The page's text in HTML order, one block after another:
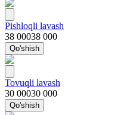
Pishloqli lavash
38 00038 000
Qo'shish
Tovuqli lavash
30 00030 000
Qo'shish